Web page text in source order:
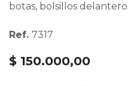
botas, bolsillos
Ref. 7317
$ 150.000,00